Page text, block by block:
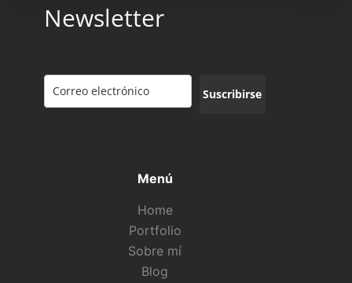
Newsletter
Suscribirse
Menú
Home
Portfolio
Sobre mí
Blog